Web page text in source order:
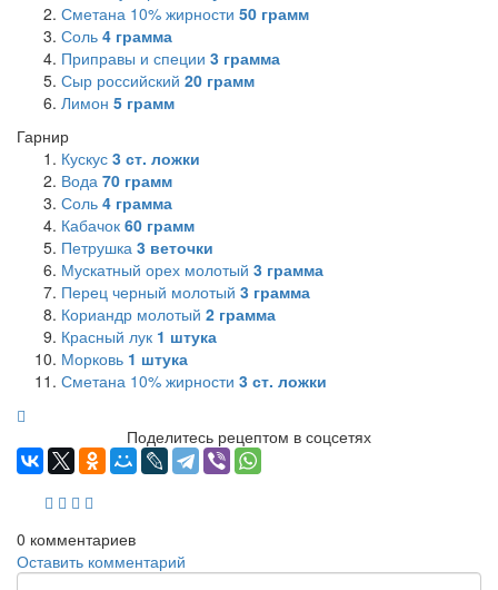
Сметана 10% жирности 50 грамм
Соль 4 грамма
Приправы и специи 3 грамма
Сыр российский 20 грамм
Лимон 5 грамм
Гарнир
Кускус 3 ст. ложки
Вода 70 грамм
Соль 4 грамма
Кабачок 60 грамм
Петрушка 3 веточки
Мускатный орех молотый 3 грамма
Перец черный молотый 3 грамма
Кориандр молотый 2 грамма
Красный лук 1 штука
Морковь 1 штука
Сметана 10% жирности 3 ст. ложки
Поделитесь рецептом в соцсетях
0 комментариев
Оставить комментарий